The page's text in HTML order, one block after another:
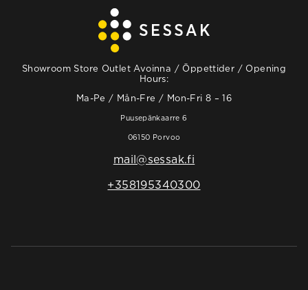
Showroom Store Outlet Avoinna / Öppettider / Opening
Hours:
Ma-Pe / Mån-Fre / Mon-Fri 8 – 16
Puusepänkaarre 6
06150 Porvoo
mail@sessak.fi
+358195340300